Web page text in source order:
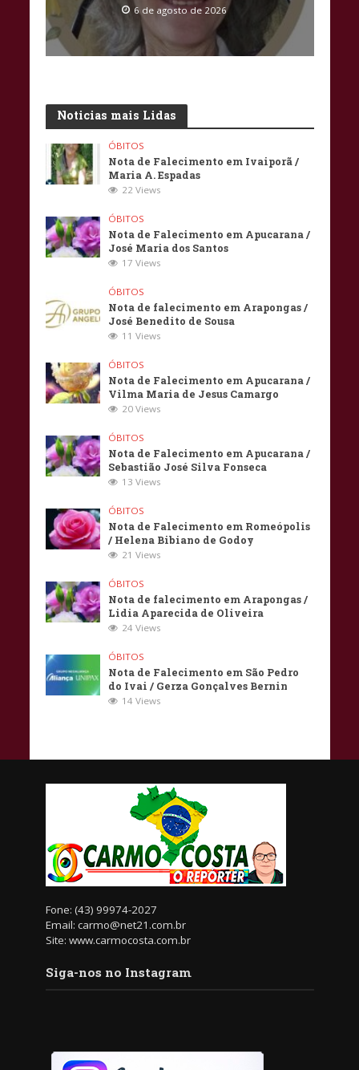
6 de agosto de 2026
Noticias mais Lidas
ÓBITOS
Nota de Falecimento em Ivaiporã /
Maria A. Espadas
22 Views
ÓBITOS
Nota de Falecimento em Apucarana /
José Maria dos Santos
17 Views
ÓBITOS
Nota de falecimento em Arapongas /
José Benedito de Sousa
11 Views
ÓBITOS
Nota de Falecimento em Apucarana /
Vilma Maria de Jesus Camargo
20 Views
ÓBITOS
Nota de Falecimento em Apucarana /
Sebastião José Silva Fonseca
13 Views
ÓBITOS
Nota de Falecimento em Romeópolis
/ Helena Bibiano de Godoy
21 Views
ÓBITOS
Nota de falecimento em Arapongas /
Lidia Aparecida de Oliveira
24 Views
ÓBITOS
Nota de Falecimento em São Pedro
do Ivai / Gerza Gonçalves Bernin
14 Views
Fone: (43) 99974-2027
Email: carmo@net21.com.br
Site: www.carmocosta.com.br
Siga-nos no Instagram